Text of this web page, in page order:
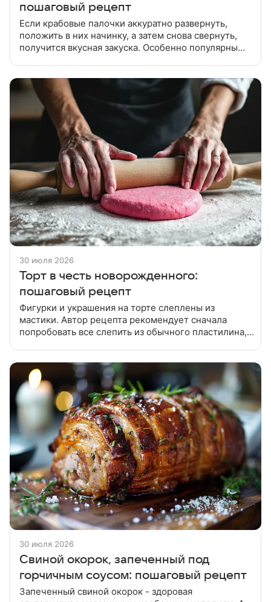
пошаговый рецепт
Если крабовые палочки аккуратно развернуть,
положить в них начинку, а затем снова свернуть,
получится вкусная закуска. Особенно популярны
30 июля 2026
Торт в честь новорожденного:
пошаговый рецепт
Фигурки и украшения на торте слеплены из
мастики. Автор рецепта рекомендует сначала
попробовать все слепить из обычного пластилина, а
30 июля 2026
Свиной окорок, запеченный под
горчичным соусом: пошаговый рецепт
Запеченный свиной окорок - здоровая